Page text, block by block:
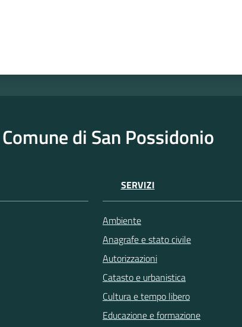
Comune di San Possidonio
SERVIZI
Ambiente
Anagrafe e stato civile
Autorizzazioni
Catasto e urbanistica
Cultura e tempo libero
Educazione e formazione